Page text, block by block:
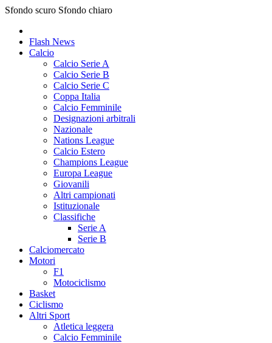
Sfondo scuro Sfondo chiaro
Flash News
Calcio
Calcio Serie A
Calcio Serie B
Calcio Serie C
Coppa Italia
Calcio Femminile
Designazioni arbitrali
Nazionale
Nations League
Calcio Estero
Champions League
Europa League
Giovanili
Altri campionati
Istituzionale
Classifiche
Serie A
Serie B
Calciomercato
Motori
F1
Motociclismo
Basket
Ciclismo
Altri Sport
Atletica leggera
Calcio Femminile